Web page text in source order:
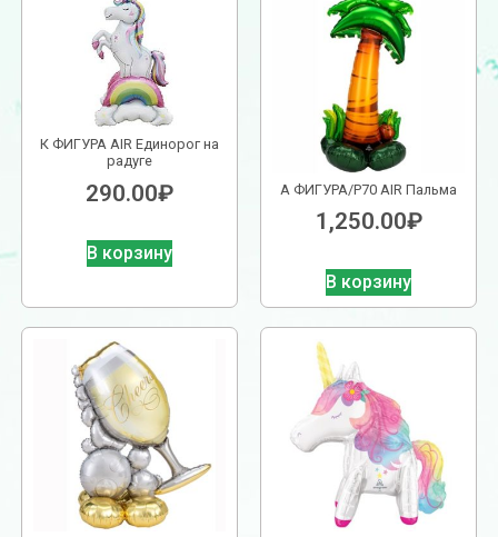
К ФИГУРА AIR Единорог на
радуге
290.00₽
В корзину
А ФИГУРА/P70 AIR Пальма
1,250.00₽
В корзину